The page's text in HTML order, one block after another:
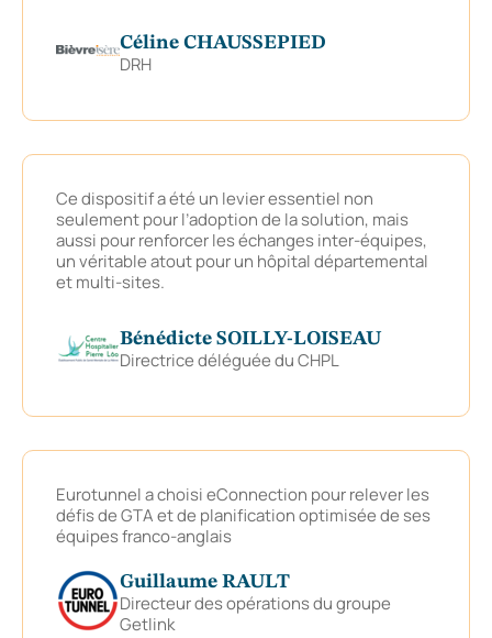
Céline CHAUSSEPIED
DRH
Ce dispositif a été un levier essentiel non
seulement pour l’adoption de la solution, mais
aussi pour renforcer les échanges inter-équipes,
un véritable atout pour un hôpital départemental
et multi-sites.
Bénédicte SOILLY-LOISEAU
Directrice déléguée du CHPL
Eurotunnel a choisi eConnection pour relever les
défis de GTA et de planification optimisée de ses
équipes franco-anglais
Guillaume RAULT
Directeur des opérations du groupe
Getlink